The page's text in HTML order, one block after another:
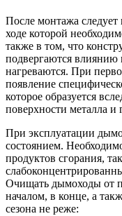
После монтажа следует
ходе которой
также в том, что
подвергаются влиянию
нагреваются. При
появление
которое образуется
поверхности металла и
При эксплуатации
состоянием.
продуктов сгорания,
Очищать дымоходы от
началом, в конце, а
сезона не реже: